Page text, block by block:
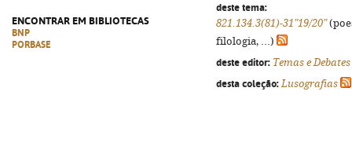
ENCONTRAR EM BIBLIOTECAS
BNP
PORBASE
deste tema:
821.134.3(81)-31"19/20"
filologia, ...)
deste editor: Temas e Debates
desta coleção: Lusografias